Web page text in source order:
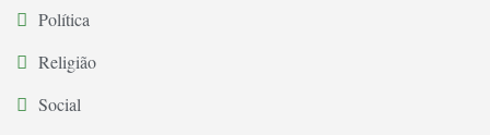
Política
Religião
Social